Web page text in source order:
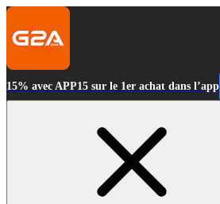
15% avec APP15 sur le 1er achat dans l’app